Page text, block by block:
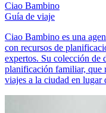
Ciao Bambino
Guía de viaje
Ciao Bambino es una
con recursos de
expertos. Su colección de
planificación familiar, que
viajes a la ciudad en lugar